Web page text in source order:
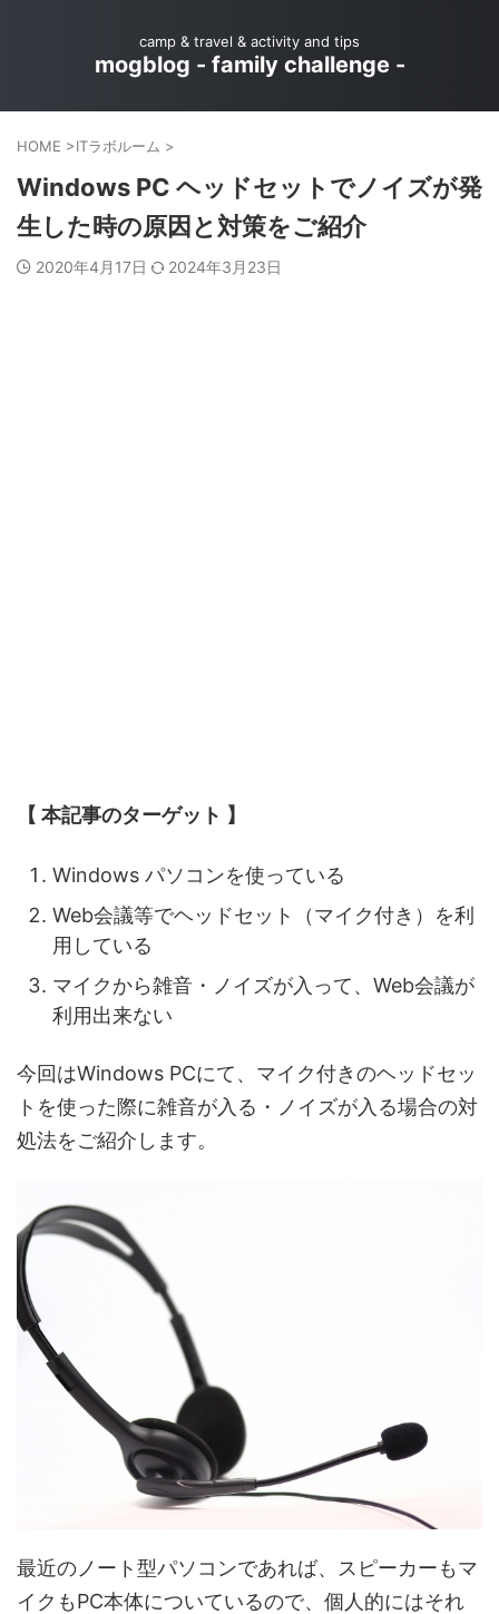
camp & travel & activity and tips
mogblog - family challenge -
HOME >ITラボルーム >
Windows PC ヘッドセットでノイズが発
生した時の原因と対策をご紹介
2020年4月17日 2024年3月23日
【 本記事のターゲット 】
Windows パソコンを使っている
Web会議等でヘッドセット（マイク付き）を利
用している
マイクから雑音・ノイズが入って、Web会議が
利用出来ない
今回はWindows PCにて、マイク付きのヘッドセッ
トを使った際に雑音が入る・ノイズが入る場合の対
処法をご紹介します。
最近のノート型パソコンであれば、スピーカーもマ
イクもPC本体についているので、個人的にはそれ